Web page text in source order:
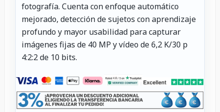
fotografía. Cuenta con enfoque automático
mejorado, detección de sujetos con aprendizaje
profundo y mayor usabilidad para capturar
imágenes fijas de 40 MP y vídeo de 6,2 K/30 p
4:2:2 de 10 bits.